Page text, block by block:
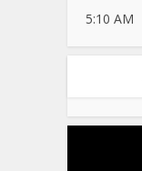
5:10 AM